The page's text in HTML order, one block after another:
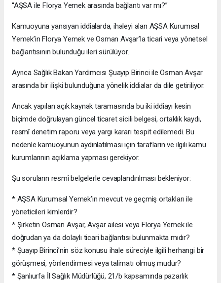
“AŞSA ile Florya Yemek arasında bağlantı var mı?”
Kamuoyuna yansıyan iddialarda, ihaleyi alan AŞSA Kurumsal
Yemek’in Florya Yemek ve Osman Avşar’la ticari veya yönetsel
bağlantısının bulunduğu ileri sürülüyor.
Ayrıca Sağlık Bakan Yardımcısı Şuayıp Birinci ile Osman Avşar
arasında bir ilişki bulunduğuna yönelik iddialar da dile getiriliyor.
Ancak yapılan açık kaynak taramasında bu iki iddiayı kesin
biçimde doğrulayan güncel ticaret sicili belgesi, ortaklık kaydı,
resmî denetim raporu veya yargı kararı tespit edilemedi. Bu
nedenle kamuoyunun aydınlatılması için tarafların ve ilgili kamu
kurumlarının açıklama yapması gerekiyor.
Şu soruların resmî belgelerle cevaplandırılması bekleniyor:
* AŞSA Kurumsal Yemek’in mevcut ve geçmiş ortakları ile
yöneticileri kimlerdir?
* Şirketin Osman Avşar, Avşar ailesi veya Florya Yemek ile
doğrudan ya da dolaylı ticari bağlantısı bulunmakta mıdır?
* Şuayıp Birinci’nin söz konusu ihale süreciyle ilgili herhangi bir
görüşmesi, yönlendirmesi veya talimatı olmuş mudur?
* Şanlıurfa İl Sağlık Müdürlüğü, 21/b kapsamında pazarlık